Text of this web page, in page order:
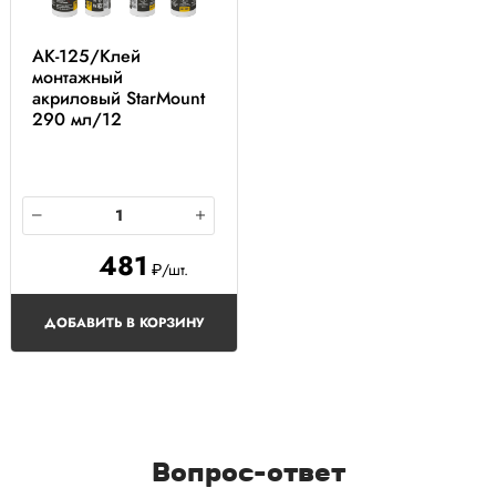
AK-125/Клей
монтажный
акриловый StarMount
290 мл/12
481 ₽/шт.
ДОБАВИТЬ В КОРЗИНУ
Вопрос-ответ